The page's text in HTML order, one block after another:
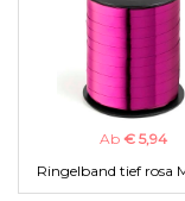
Ab € 5,94
Ringelband tief rosa